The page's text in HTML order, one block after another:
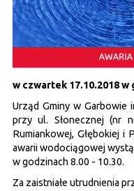
w czwartek 17.10.2018 w
Urząd Gminy w
przy ul. Słonecznej (nr
Rumiankowej, Głębokiej i
awarii wodociągowej
w godzinach 8.00 - 10.30.
Za zaistniałe utrudnienia